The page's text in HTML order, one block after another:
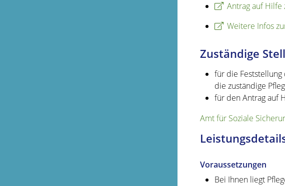
Antrag auf Hilfe
Weitere Infos
Zuständige
für die
die zuständige
für den Antrag auf
Amt für Soziale
Voraussetzungen
Bei Ihnen liegt